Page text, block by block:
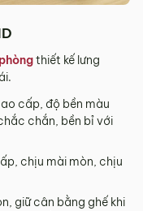
thiết kế lưng
cấp, độ bền màu
chắn, bền bỉ với
chịu mài mòn, chịu
giữ cân bằng ghế khi